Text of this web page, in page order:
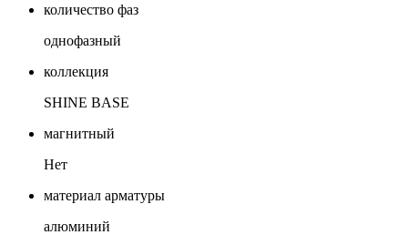
количество фаз
однофазный
коллекция
SHINE BASE
магнитный
Нет
материал арматуры
алюминий